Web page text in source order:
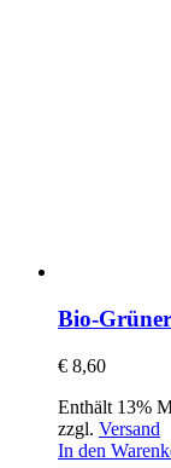
Bio-
€ 8,60
Enthält 13%
zzgl. Versand
In den